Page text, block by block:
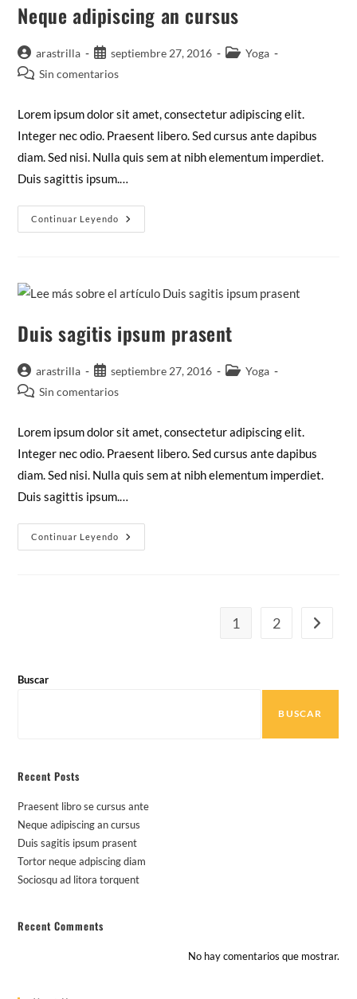
Neque adipiscing an cursus
Autor
de
arastrilla
Publicación
de
septiembre 27, 2016
Categoría
Yoga
Comentarios
entrada:
Sin comentarios
Lorem ipsum dolor sit amet, consectetur adipiscing elit.
Integer nec odio. Praesent libero. Sed cursus ante dapibus
diam. Sed nisi. Nulla quis sem at nibh elementum imperdiet.
Duis sagittis ipsum.…
Continuar Leyendo
Neque
Adipiscing
Duis sagitis ipsum prasent
Autor
de
arastrilla
Publicación
de
septiembre 27, 2016
Categoría
Yoga
Comentarios
entrada:
Sin comentarios
Lorem ipsum dolor sit amet, consectetur adipiscing elit.
Integer nec odio. Praesent libero. Sed cursus ante dapibus
diam. Sed nisi. Nulla quis sem at nibh elementum imperdiet.
Duis sagittis ipsum.…
Continuar Leyendo
Duis
Sagitis
1 2 Ir a la
Buscar
BUSCAR
Recent Posts
Praesent libro se cursus ante
Neque adipiscing an cursus
Duis sagitis ipsum prasent
Tortor neque adpiscing diam
Sociosqu ad litora torquent
Recent Comments
No hay comentarios que mostrar.